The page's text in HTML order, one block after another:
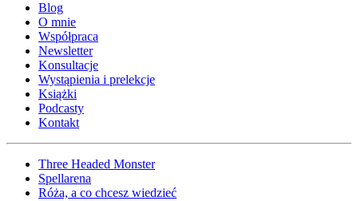
Blog
O mnie
Współpraca
Newsletter
Konsultacje
Wystąpienia i prelekcje
Książki
Podcasty
Kontakt
Three Headed Monster
Spellarena
Róża, a co chcesz wiedzieć